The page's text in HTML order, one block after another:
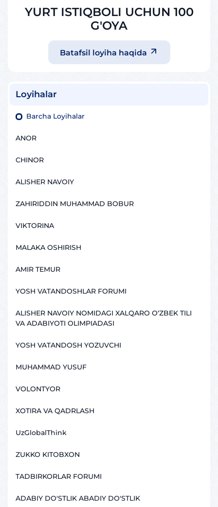
YURT ISTIQBOLI UCHUN 100
G'OYA
Batafsil loyiha haqida
Loyihalar
Barcha Loyihalar
ANOR
CHINOR
ALISHER NAVOIY
ZAHIRIDDIN MUHAMMAD BOBUR
VIKTORINA
MALAKA OSHIRISH
AMIR TEMUR
YOSH VATANDOSHLAR FORUMI
ALISHER NAVOIY NOMIDAGI XALQARO O‘ZBEK TILI
VA ADABIYOTI OLIMPIADASI
YOSH VATANDOSH YOZUVCHI
MUHAMMAD YUSUF
VOLONTYOR
XOTIRA VA QADRLASH
UzGlobalThink
ZUKKO KITOBXON
TADBIRKORLAR FORUMI
ADABIY DO'STLIK ABADIY DO'STLIK